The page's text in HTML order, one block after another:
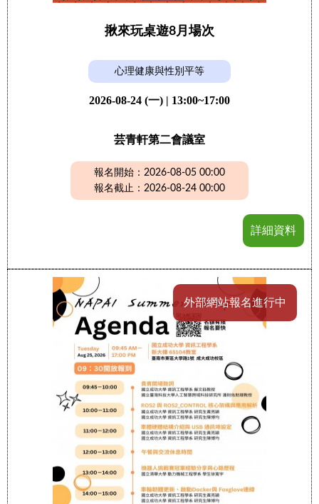
揪來玩桌遊8月場次
心理健康與性別平等
2026-08-24 (一) | 13:00~17:00
芸青軒第二會議室
報名開始：2026-08-05 00:00
報名截止：2026-08-24 00:00
詳細資料
外部網站報名進行中